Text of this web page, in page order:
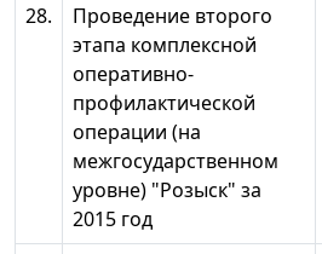
28.
Проведение второго
этапа комплексной
оперативно-
профилактической
операции (на
межгосударственном
уровне) "Розыск" за
2015 год